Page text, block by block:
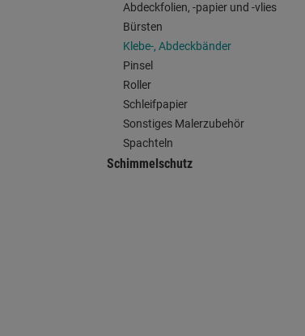
Abdeckfolien, -papier und -vlies
Bürsten
Klebe-, Abdeckbänder
Pinsel
Roller
Schleifpapier
Sonstiges Malerzubehör
Spachteln
Schimmelschutz